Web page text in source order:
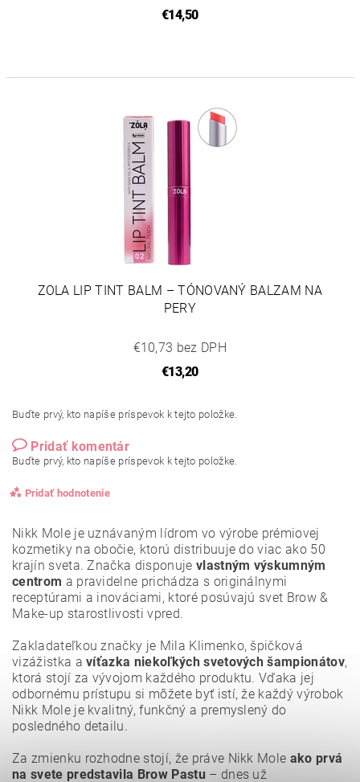
€14,50
ZOLA LIP TINT BALM – TÓNOVANÝ BALZAM NA
PERY
€10,73 bez DPH
€13,20
Buďte prvý, kto napíše príspevok k tejto položke.
Pridať komentár
Buďte prvý, kto napíše príspevok k tejto položke.
Pridať hodnotenie
osobných údajov.
Nikk Mole je uznávaným lídrom vo výrobe prémiovej
kozmetiky na obočie, ktorú distribuuje do viac ako 50
krajín sveta. Značka disponuje vlastným výskumným
centrom a pravidelne prichádza s originálnymi
receptúrami a inováciami, ktoré posúvajú svet Brow &
Make-up starostlivosti vpred.
Zakladateľkou značky je Mila Klimenko, špičková
vizážistka avíťazka niekoľkých svetových šampionátov,
ktorá stojí za vývojom každého produktu. Vďaka jej
odbornému prístupu si môžete byť istí, že každý výrobok
Nikk Mole je kvalitný, funkčný a premyslený do
posledného detailu.
Za zmienku rozhodne stojí, že práve Nikk Mole ako prvá
na svete predstavila Brow Pastu– dnes už